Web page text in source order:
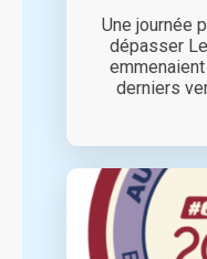
Une journée
dépasser
derniers